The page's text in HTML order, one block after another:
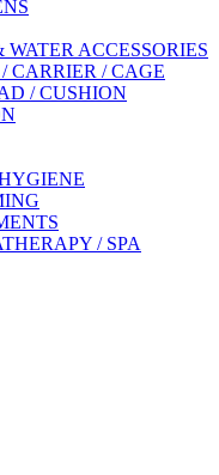
WATER ACCESSORIES
CARRIER / CAGE
/ CUSHION
/ SPA